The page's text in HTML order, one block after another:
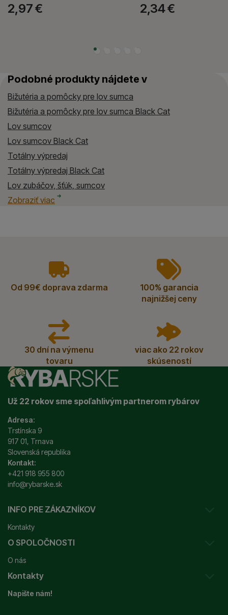
2,34€
2,97€
Podobné produkty nájdete v
Bižutéria a pomôcky pre lov sumca
Bižutéria a pomôcky pre lov sumca Black Cat
Lov sumcov
Lov sumcov Black Cat
Totálny výpredaj
Totálny výpredaj Black Cat
Lov zubáčov, šťúk, sumcov
Lov zubáčov, šťúk, sumcov Black Cat
Spôsob lovu rýb
Spôsob lovu rýb Black Cat
Výpredaj
Výpredaj Black Cat
Zobraziť viac
vyhody
Od 99€ doprava zdarma
100% garancia
najnižšej ceny
30 dní na výmenu
tovaru
viac ako 22 rokov
skúseností
Už 22 rokov sme spoľahlivým partnerom rybárov
Adresa:
Trstínska 9
917 01, Trnava
Slovenská republika
Kontakt:
+421 918 955 800
info@rybarske.sk
INFO PRE ZÁKAZNÍKOV
Kontakty
Sledovanie vašej zásielky
Ako reklamovať / vrátiť tovar
Obchodné podmienky
Odstúpenie od zmluvy
O SPOLOČNOSTI
O nás
Prečo nakupovať u nás?
Garancia najnižšej ceny
Kontakty
Napište nám!